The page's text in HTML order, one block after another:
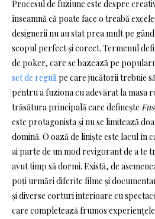
Procesul de fuziune este despre
înseamnă că poate face o treabă
designerii nu au stat prea mult pe
scopul perfect și corect. Termenul
de poker, care se bazează pe
set de regulipe care jucătorii trebuie
pentru a fuziona cu adevărat la masa
trăsătura principală care definește
este protagonista și nu se limitează
domină. O oază de liniște este lacul în
ai parte de un mod revigorant de a te
avut timp să dormi. Există, de
poți urmări diferite filme și
și diverse corturi interioare cu
care completează frumos experiențele